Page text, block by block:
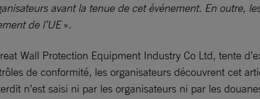
avant la tenue de cet événement. En outre,
de l’UE».
Wall Protection Equipment Industry Co Ltd, tente
de conformité, les organisateurs découvrent cet
n’est saisi ni par les organisateurs ni par les